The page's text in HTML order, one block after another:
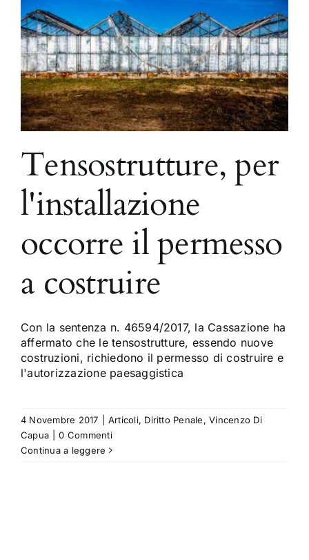
Tensostrutture, per
l'installazione
occorre il permesso
a costruire
Con la sentenza n. 46594/2017, la Cassazione ha
affermato che le tensostrutture, essendo nuove
costruzioni, richiedono il permesso di costruire e
l'autorizzazione paesaggistica
4 Novembre 2017 Articoli, Diritto Penale,Vincenzo Di
Capua
0 Commenti
Continua a leggere